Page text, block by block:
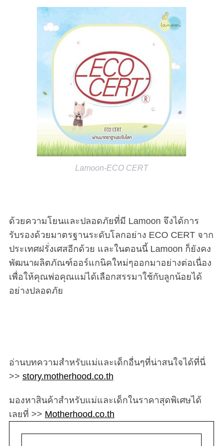
Lamoon-ECO CERT
ด้วยความโยนและปลอดภัยที่มี Lamoon จึงได้การ
รับรองด้วยมาตรฐานระดับโลกอย่าง ECO CERT จาก
ประเทศฝรั่งเศสอีกด้วย และในตอนนี้ Lamoon ก็ยังคง
พัฒนาผลิตภัณฑ์ออร์แกนิคใหม่ๆออกมาอย่างต่อเนื่อง
เพื่อให้คุณพ่อคุณแม่ได้เลือกสรรมาใช้กับลูกน้อยได้
อย่างปลอดภัย
อ่านบทความสำหรับแม่และเด็กอื่นๆที่น่าสนใจได้ที่นี่
>> story.motherhood.co.th
มองหาสินค้าสำหรับแม่และเด็กในราคาสุดพิเศษได้
เลยที่ >> Motherhood.co.th